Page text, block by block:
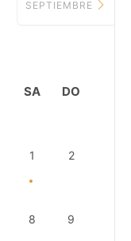
SEPTIEMBRE
SA DO
1 2
8 9